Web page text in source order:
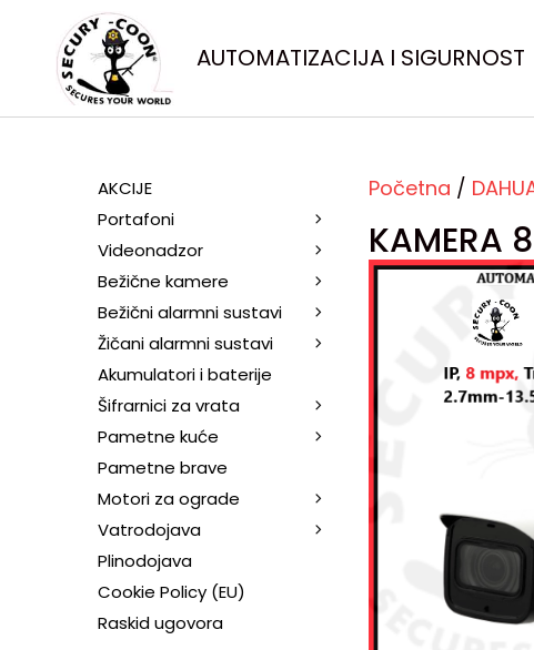
AUTOMATIZACIJA I SIGURNOST
Početna /
KAMERA
AKCIJE
Portafoni
Videonadzor
Bežične kamere
Bežični alarmni sustavi
Žičani alarmni sustavi
Akumulatori i baterije
Šifrarnici za vrata
Pametne kuće
Pametne brave
Motori za ograde
Vatrodojava
Plinodojava
Cookie Policy (EU)
Raskid ugovora